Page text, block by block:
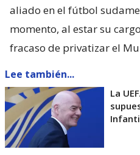
aliado en el fútbol
momento, al estar su
fracaso de privatizar el
Lee también...
La